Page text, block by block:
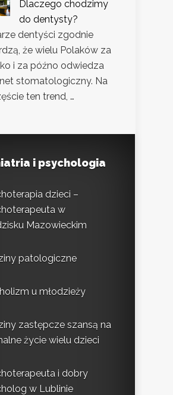
Dlaczego chodzimy
do dentysty?
dentyści zgodnie
że wielu Polaków za
i za późno odwiedza
stomatologiczny. Na
ten trend, …
i psychologia
dzieci –
w
Mazowieckim
patologiczne
u młodzieży
zastępcze szansą na
życie wielu dzieci
i dobry
w Lublinie